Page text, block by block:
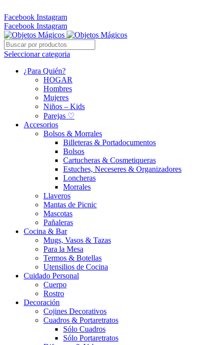
Facebook Instagram
Facebook Instagram
Seleccionar categoria
¿Para Quién?
HOGAR
Hombres
Mujeres
Niños – Kids
Parejas ♡
Accesorios
Bolsos & Morrales
Billeteras & Portadocumentos
Bolsos
Cartucheras & Cosmetiqueras
Estuches, Neceseres & Organizadores
Loncheras
Morrales
Llaveros
Mantas de Picnic
Mascotas
Pañaleras
Cocina & Bar
Mugs, Vasos & Tazas
Para la Mesa
Termos & Botellas
Utensilios de Cocina
Cuidado Personal
Cuerpo
Rostro
Decoración
Cojines Decorativos
Cuadros & Portaretratos
Sólo Cuadros
Sólo Portaretratos